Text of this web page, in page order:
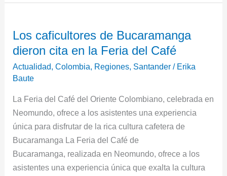
Los caficultores de Bucaramanga
dieron cita en la Feria del Café
Actualidad,Colombia, Regiones, Santander / Erika
Baute
La Feria del Café del Oriente Colombiano, celebrada en
Neomundo, ofrece a los asistentes una experiencia
única para disfrutar de la rica cultura cafetera de
Bucaramanga La Feria del Café de
Bucaramanga, realizada en Neomundo, ofrece a los
asistentes una experiencia única que exalta la cultura
caficultores
de
Bucaramanga
dieron
en
la
Feria
del
Café